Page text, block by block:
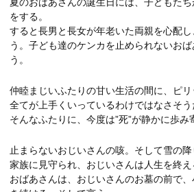
夏のおばあさんの誕生日には、子どもた
をする。
すると長男と長女が年老いた両親を心配
う。子ども達のケンカを止められないお
う。
仲睦まじいふたりの甘い生活の間に、ピリ
全てが上手くいっているわけではなさそう
そんなふたりに、今度は”死”が静かに歩み
止まらないおじいさんの咳。そして雪の
家族に見守られ、おじいさんは人生を終え
おばあさんは、おじいさんのお墓の前で